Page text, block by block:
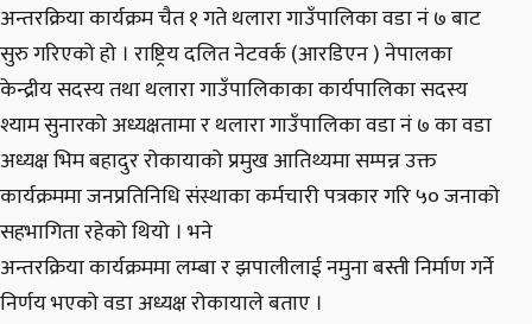
अन्तरक्रिया कार्यक्रम चैत १ गते थलारा गाउँपालिका वडा नं ७ बाट
सुरु गरिएको हो । राष्ट्रिय दलित नेटवर्क (आरडिएन ) नेपालका
केन्द्रीय सदस्य तथा थलारा गाउँपालिकाका कार्यपालिका सदस्य
श्याम सुनारको अध्यक्षतामा र थलारा गाउँपालिका वडा नं ७ का वडा
अध्यक्ष भिम बहादुर रोकायाको प्रमुख आतिथ्यमा सम्पन्न उक्त
कार्यक्रममा जनप्रतिनिधि संस्थाका कर्मचारी पत्रकार गरि ५० जनाको
सहभागिता रहेको थियो । भने
अन्तरक्रिया कार्यक्रममा लम्बा र झपालीलाई नमुना बस्ती निर्माण गर्ने
निर्णय भएको वडा अध्यक्ष रोकायाले बताए ।